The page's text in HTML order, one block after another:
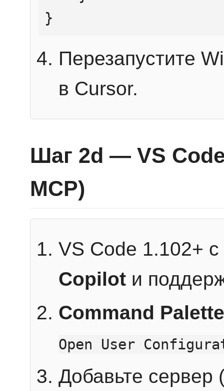
}
Перезапустите
в Cursor.
Шаг 2d — VS
MCP)
VS Code 1.102+
Copilot и
Command Palette
Open User
Добавьте сервер